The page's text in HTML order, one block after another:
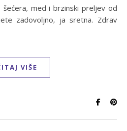
med i brzinski preljev od
zadovoljno, ja sretna. Zdrav
VIŠE